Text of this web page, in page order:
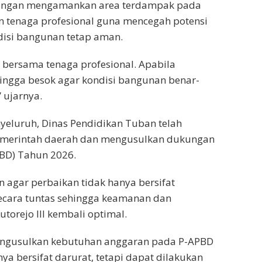
mengamankan area terdampak pada
profesional guna mencegah potensi
bangunan tetap aman.
tenaga profesional. Apabila
besok agar kondisi bangunan benar-
ujarnya.
Dinas Pendidikan Tuban telah
daerah dan mengusulkan dukungan
Tahun 2026.
agar perbaikan tidak hanya bersifat
tuntas sehingga keamanan dan
III kembali optimal.
kebutuhan anggaran pada P-APBD
bersifat darurat, tetapi dapat dilakukan